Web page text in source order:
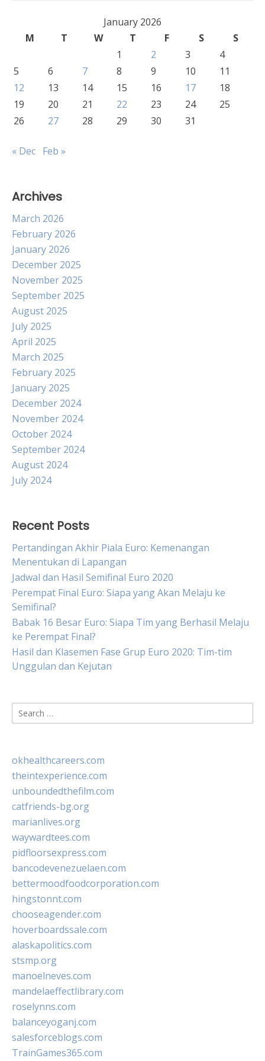
January 2026
M
T W T F S
S
1
2 3
4
5
6 7 8 9 10
11
12
13 14 15 16 17
18
19
20 21 22 23 24
25
26
27 28 29 30 31
« Dec Feb »
Archives
March 2026
February 2026
January 2026
December 2025
November 2025
September 2025
August 2025
July 2025
April 2025
March 2025
February 2025
January 2025
December 2024
November 2024
October 2024
September 2024
August 2024
July 2024
Recent Posts
Pertandingan Akhir Piala Euro: Kemenangan
Menentukan di Lapangan
Jadwal dan Hasil Semifinal Euro 2020
Perempat Final Euro: Siapa yang Akan Melaju ke
Semifinal?
Babak 16 Besar Euro: Siapa Tim yang Berhasil Melaju
ke Perempat Final?
Hasil dan Klasemen Fase Grup Euro 2020: Tim-tim
Unggulan dan Kejutan
Search
for:
okhealthcareers.com
theintexperience.com
unboundedthefilm.com
catfriends-bg.org
marianlives.org
waywardtees.com
pidfloorsexpress.com
bancodevenezuelaen.com
bettermoodfoodcorporation.com
hingstonnt.com
chooseagender.com
hoverboardssale.com
alaskapolitics.com
stsmp.org
manoelneves.com
mandelaeffectlibrary.com
roselynns.com
balanceyoganj.com
salesforceblogs.com
TrainGames365.com